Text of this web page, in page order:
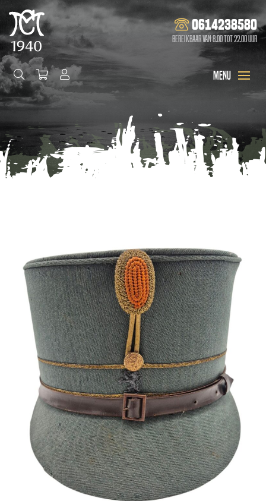
0614238580
Bereikbaar van 8.00 tot 22.00 uur